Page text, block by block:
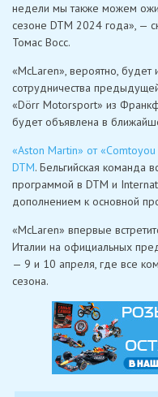
недели мы также можем
сезоне DTM 2024 года», —
Томас Восс.
«McLaren», вероятно, будет
сотрудничества
«Dörr Motorsport» из
будет объявлена ​​в
«Aston Martin» от
DTM. Бельгийская команда
программой в DTM и
дополнением к основной
«McLaren» впервые
Италии на официальных
— 9 и 10 апреля, где все
сезона.